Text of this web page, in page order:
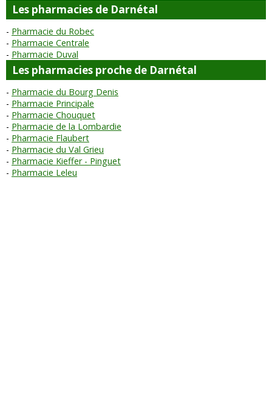
Les pharmacies de Darnétal
Pharmacie du Robec
Pharmacie Centrale
Pharmacie Duval
Les pharmacies proche de Darnétal
Pharmacie du Bourg Denis
Pharmacie Principale
Pharmacie Chouquet
Pharmacie de la Lombardie
Pharmacie Flaubert
Pharmacie du Val Grieu
Pharmacie Kieffer - Pinguet
Pharmacie Leleu